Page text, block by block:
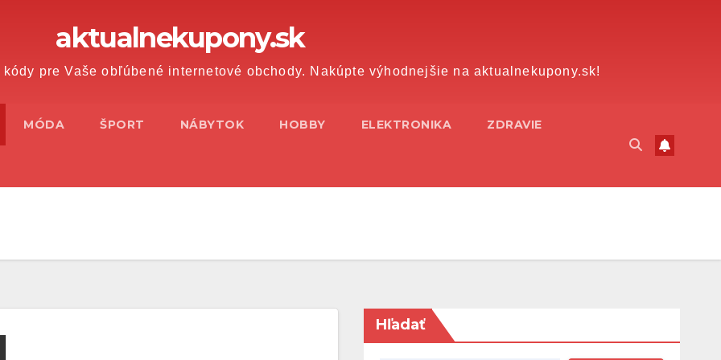
aktualnekupony.sk
pre Vaše obľúbené internetové obchody. Nakúpte výhodnejšie na aktualnekupony.sk!
MÓDA ŠPORT NÁBYTOK HOBBY ELEKTRONIKA ZDRAVIE
Hľadať